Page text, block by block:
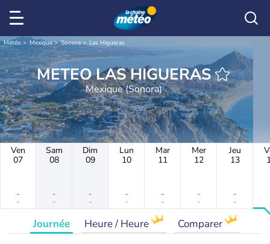
Météo Mexique Sonora Las Higueras
METEO LAS HIGUERAS
Mexique (Sonora)
Ven
07
-
-
Sam
08
-
-
Dim
09
-
-
Lun
10
-
-
Mar
11
-
-
Mer
12
-
-
Jeu
13
-
-
Journée Heure / Heure Comparer